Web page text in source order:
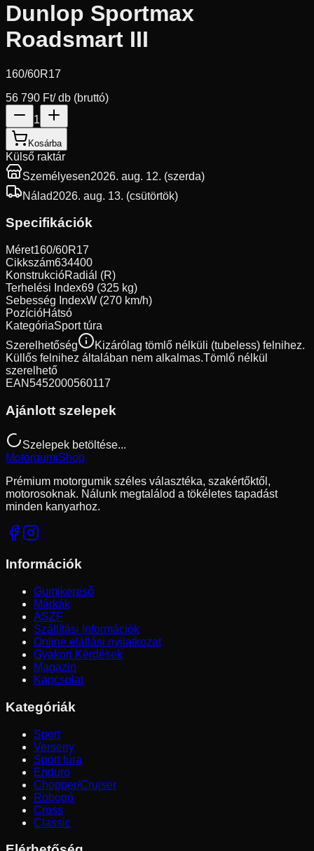
Dunlop Sportmax
Roadsmart III
160/60R17
56 790 Ft/ db (bruttó)
1
Kosárba
Külső raktár
Személyesen2026. aug. 12. (szerda)
Nálad2026. aug. 13. (csütörtök)
Specifikációk
Méret160/60R17
Cikkszám634400
KonstrukcióRadiál (R)
Terhelési Index69 (325 kg)
Sebesség IndexW (270 km/h)
PozícióHátsó
KategóriaSport túra
Szerelhetőség
Kizárólag tömlő nélküli (tubeless) felnihez.
Küllős felnihez általában nem alkalmas.Tömlő nélkül
szerelhető
EAN5452000560117
Ajánlott szelepek
Szelepek betöltése...
MotorgumiShop
Prémium motorgumik széles választéka, szakértőktől,
motorosoknak. Nálunk megtalálod a tökéletes tapadást
minden kanyarhoz.
Információk
Gumikereső
Márkák
ÁSZF
Szállítási Információk
Online elállási nyilatkozat
Gyakori Kérdések
Magazin
Kapcsolat
Kategóriák
Sport
Verseny
Sport túra
Enduro
Chopper/Cruiser
Robogó
Cross
Classic